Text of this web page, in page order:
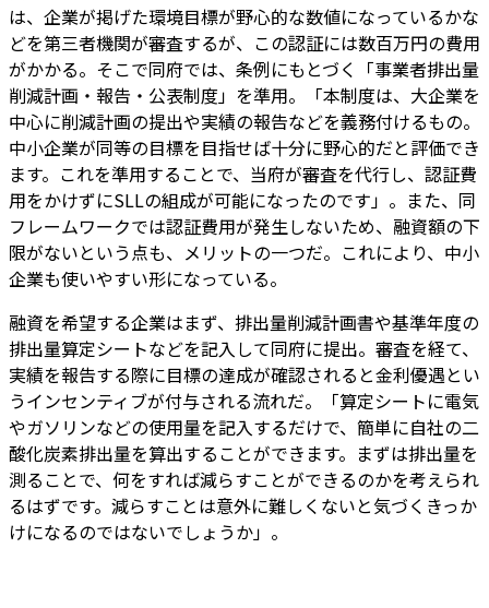
は、企業が掲げた環境目標が野心的な数値になっているかな
どを第三者機関が審査するが、この認証には数百万円の費用
がかかる。そこで同府では、条例にもとづく「事業者排出量
削減計画・報告・公表制度」を準用。「本制度は、大企業を
中心に削減計画の提出や実績の報告などを義務付けるもの。
中小企業が同等の目標を目指せば十分に野心的だと評価でき
ます。これを準用することで、当府が審査を代行し、認証費
用をかけずにSLLの組成が可能になったのです」。また、同
フレームワークでは認証費用が発生しないため、融資額の下
限がないという点も、メリットの一つだ。これにより、中小
企業も使いやすい形になっている。
融資を希望する企業はまず、排出量削減計画書や基準年度の
排出量算定シートなどを記入して同府に提出。審査を経て、
実績を報告する際に目標の達成が確認されると金利優遇とい
うインセンティブが付与される流れだ。「算定シートに電気
やガソリンなどの使用量を記入するだけで、簡単に自社の二
酸化炭素排出量を算出することができます。まずは排出量を
測ることで、何をすれば減らすことができるのかを考えられ
るはずです。減らすことは意外に難しくないと気づくきっか
けになるのではないでしょうか」。